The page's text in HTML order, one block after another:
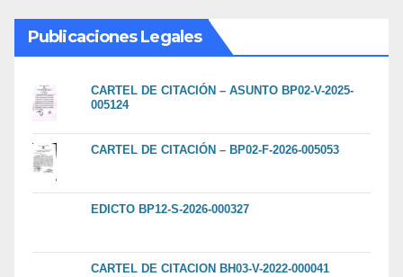
Publicaciones Legales
CARTEL DE CITACIÓN – ASUNTO BP02-V-2025-
005124
CARTEL DE CITACIÓN – BP02-F-2026-005053
EDICTO BP12-S-2026-000327
CARTEL DE CITACION BH03-V-2022-000041